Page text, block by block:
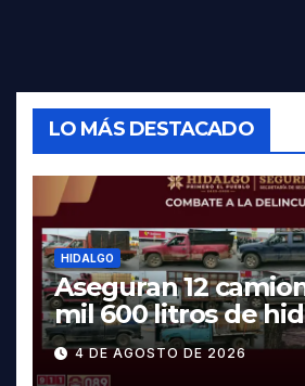
LO MÁS DESTACADO
HIDALGO
Aseguran 12
mil 600 litros de
y dos vehículos
Tula
4 DE AGOSTO DE 2026